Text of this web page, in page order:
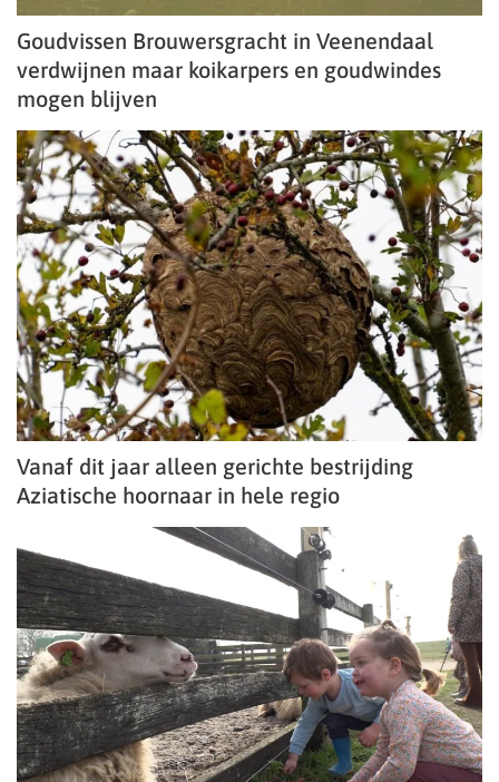
Goudvissen Brouwersgracht in Veenendaal
verdwijnen maar koikarpers en goudwindes
mogen blijven
Vanaf dit jaar alleen gerichte bestrijding
Aziatische hoornaar in hele regio